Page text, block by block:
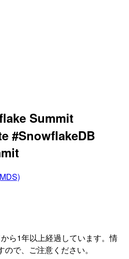
Summit
#SnowflakeDB
ら1年以上経過しています。情
で、ご注意ください。